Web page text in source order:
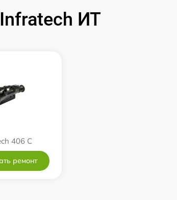
450 р
650 р
ИТ
406 С
ремонт